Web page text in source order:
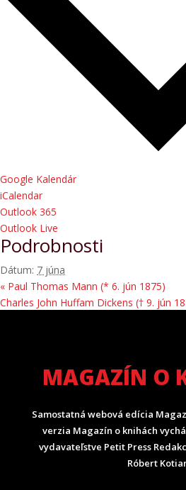
Google Kalendár
iCalendar
Outlook 365
Outlook Live
Podrobnosti
Dátum: 7 júna
« Paul Thomas Mann (* 6. jún 1875)
Charles John Huffam Dickens († 9. jún
MAGAZÍN O
Samostatná webová edícia
verzia Magazín o knihách
vydavateľstve Petit Press
Róbert